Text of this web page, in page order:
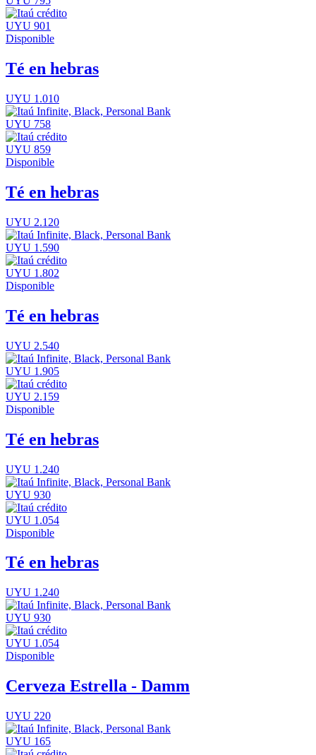
UYU 901
Disponible
Té en hebras
UYU 1.010
UYU 758
UYU 859
Disponible
Té en hebras
UYU 2.120
UYU 1.590
UYU 1.802
Disponible
Té en hebras
UYU 2.540
UYU 1.905
UYU 2.159
Disponible
Té en hebras
UYU 1.240
UYU 930
UYU 1.054
Disponible
Té en hebras
UYU 1.240
UYU 930
UYU 1.054
Disponible
Cerveza Estrella - Damm
UYU 220
UYU 165